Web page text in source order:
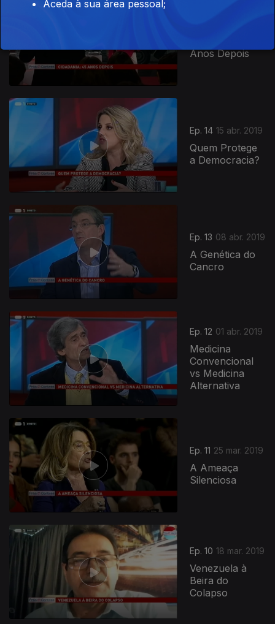
Anos Depois
Ep. 14 15 abr. 2019
Quem Protege
a Democracia?
Ep. 13 08 abr. 2019
A Genética do
Cancro
Ep. 12 01 abr. 2019
Medicina
Convencional
vs Medicina
Alternativa
Ep. 11 25 mar. 2019
A Ameaça
Silenciosa
Ep. 10 18 mar. 2019
Venezuela à
Beira do
Colapso
395836
Aceda à sua área pessoal;